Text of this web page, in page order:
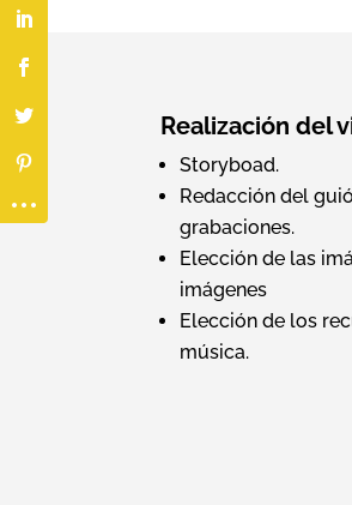
Realización del
Storyboad.
Redacción del
grabaciones.
Elección de las
imágenes
Elección de los
música.